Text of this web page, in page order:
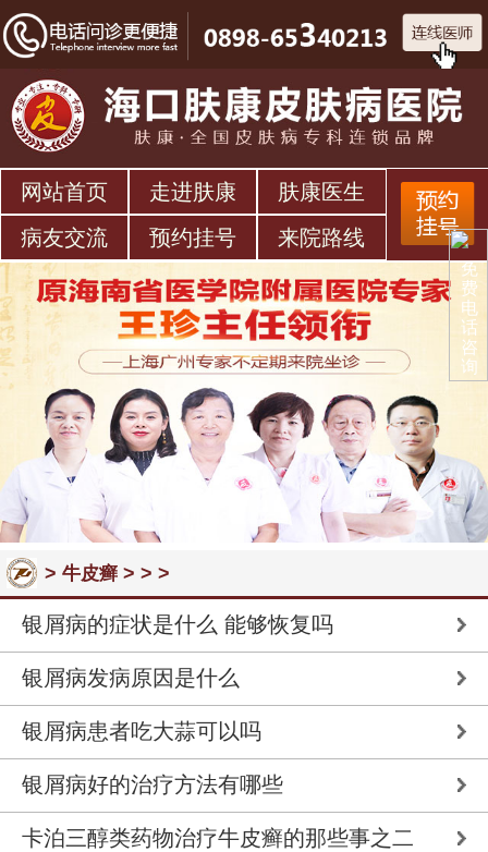
网站首页 走进肤康
肤康医生
病友交流
预约挂号 来院路线
> 牛皮癣> > >
银屑病的症状是什么 能够恢复吗
银屑病发病原因是什么
银屑病患者吃大蒜可以吗
银屑病好的治疗方法有哪些
卡泊三醇类药物治疗牛皮癣的那些事之二
免
费
电
话
咨
询